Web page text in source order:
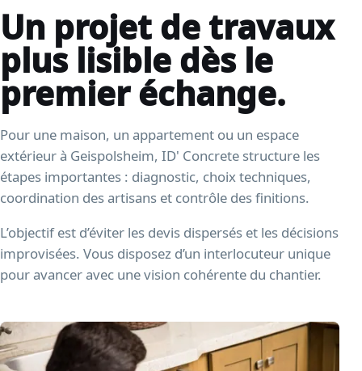
Un projet de travaux
plus lisible dès le
premier échange.
Pour une maison, un appartement ou un espace
extérieur à Geispolsheim, ID' Concrete structure les
étapes importantes : diagnostic, choix techniques,
coordination des artisans et contrôle des finitions.
L’objectif est d’éviter les devis dispersés et les décisions
improvisées. Vous disposez d’un interlocuteur unique
pour avancer avec une vision cohérente du chantier.